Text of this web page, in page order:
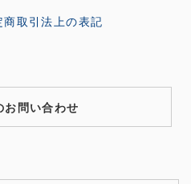
商取引法上の表記
お問い合わせ